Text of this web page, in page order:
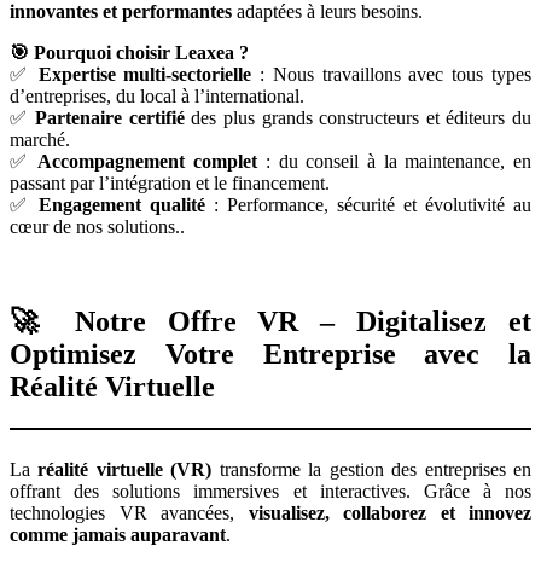
innovantes et performantes adaptées à leurs besoins.
🎯 Pourquoi choisir Leaxea ?
✅ Expertise multi-sectorielle : Nous travaillons avec tous types
d’entreprises, du local à l’international.
✅Partenaire certifiédes plus grands constructeurs et éditeurs du
marché.
✅ Accompagnement complet : du conseil à la maintenance, en
passant par l’intégration et le financement.
✅ Engagement qualité : Performance, sécurité et évolutivité au
cœur de nos solutions..
🚀 Notre Offre VR – Digitalisez et
Optimisez Votre Entreprise avec la
Réalité Virtuelle
Laréalité virtuelle (VR) transforme la gestion des entreprises en
offrant des solutions immersives et interactives. Grâce à nos
technologies VR avancées, visualisez, collaborez et innovez
comme jamais auparavant.